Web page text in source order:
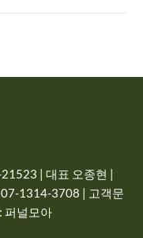
| 대표 오종현 |
1314-3708 | 고객문
퍼널모아